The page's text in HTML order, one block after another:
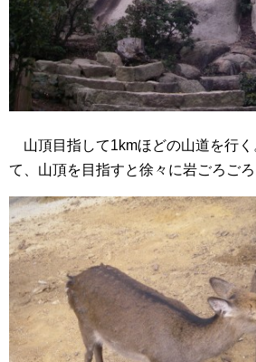
山頂目指して1kmほどの山道を行
て、山頂を目指すと徐々に岩ごろごろ